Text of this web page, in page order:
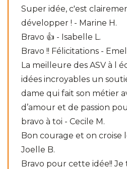
Super idée, c'est
développer ! - Marine H.
Bravo 👍 - Isabelle L.
Bravo !! Félicitations -
La meilleure des ASV à l
idées incroyables un
dame qui fait son métier
d’amour et de passion
bravo à toi - Cecile M.
Bon courage et on croise
Joelle B.
Bravo pour cette idée!!